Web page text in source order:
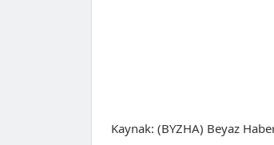
Kaynak: (BYZHA) Beyaz